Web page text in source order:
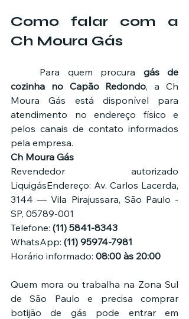
Como falar com a
Ch Moura Gás
	Para quem procura
gás de
cozinha no Capão Redondo, a Ch
Moura Gás está disponível para
atendimento no endereço físico e
pelos canais de contato informados
pela empresa.
Ch Moura Gás
Revendedor autorizado
LiquigásEndereço: Av. Carlos Lacerda,
3144 — Vila Pirajussara, São Paulo -
SP, 05789-001
Telefone: (11) 5841-8343
WhatsApp: (11) 95974-7981
Horário informado: 08:00 às 20:00
Quem mora ou trabalha na Zona Sul
de São Paulo e precisa comprar
botijão de gás pode entrar em